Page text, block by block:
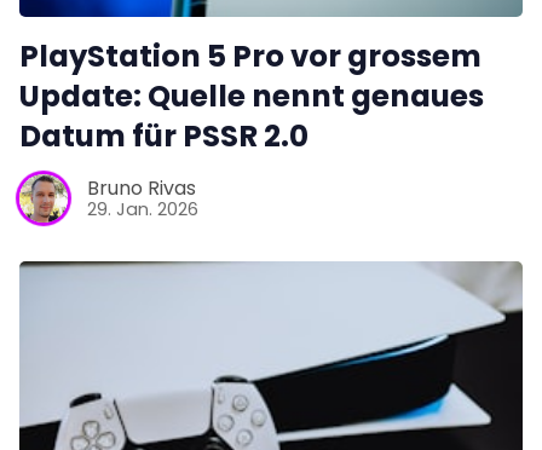
PlayStation 5 Pro vor grossem
Update: Quelle nennt genaues
Datum für PSSR 2.0
Bruno Rivas
29. Jan. 2026